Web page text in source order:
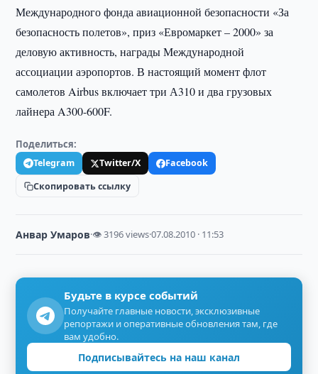
Международного фонда авиационной безопасности «За
безопасность полетов», приз «Евромаркет – 2000» за
деловую активность, награды Международной
ассоциации аэропортов. В настоящий момент флот
самолетов Airbus включает три А310 и два грузовых
лайнера A300-600F.
Поделиться:
Telegram Twitter/X
Facebook
Скопировать ссылку
Анвар Умаров·👁 3196 views·07.08.2010 · 11:53
Будьте в курсе событий
Получайте главные новости, эксклюзивные
репортажи и оперативные обновления там, где
вам удобно.
Подписывайтесь на наш канал